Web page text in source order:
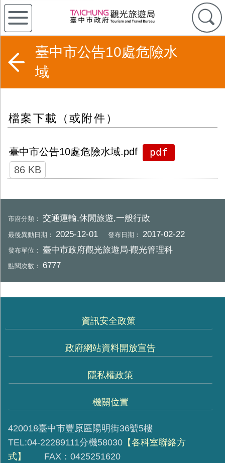
臺中市公告10處危險水
域
檔案下載（或附件）
臺中市公告10處危險水域.pdf pdf
86 KB
市府分類：交通運輸,休閒旅遊,一般行政
最後異動日期： 2025-12-01 發布日期： 2017-02-22
發布單位：臺中市政府觀光旅遊局‧觀光管理科
點閱次數： 6777
資訊安全政策
政府網站資料開放宣告
隱私權政策
機關位置
420018臺中市豐原區陽明街36號5樓
TEL:04-22289111分機58030 【各科室聯絡方
式】
FAX：0425251620